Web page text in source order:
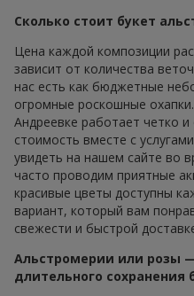
Сколько стоит букет
Цена каждой композиции
зависит от количества
нас есть как бюджетные
огромные роскошные
Андреевке работает четко
стоимость вместе с
увидеть на нашем сайте во
часто проводим приятные
красивые цветы доступны
вариант, который вам
свежести и быстрой
Альстромерии или розы
длительного сохранения